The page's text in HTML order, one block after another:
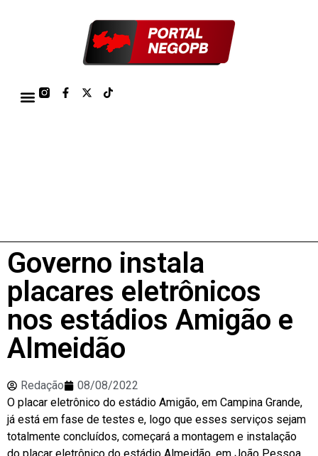
Governo instala
placares eletrônicos
nos estádios Amigão e
Almeidão
Redação
08/08/2022
O placar eletrônico do estádio Amigão, em Campina Grande,
já está em fase de testes e, logo que esses serviços sejam
totalmente concluídos, começará a montagem e instalação